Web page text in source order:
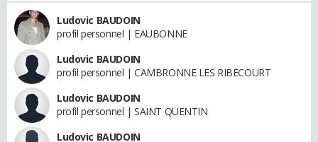
Ludovic BAUDOIN
profil personnel | EAUBONNE
Ludovic BAUDOIN
profil personnel | CAMBRONNE LES RIBECOURT
Ludovic BAUDOIN
profil personnel | SAINT QUENTIN
Ludovic BAUDOIN